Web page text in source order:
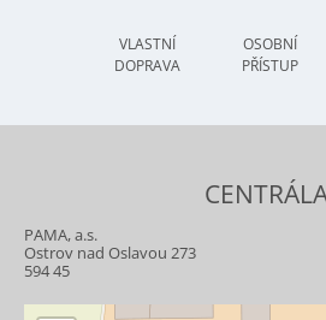
VLASTNÍ
DOPRAVA
OSOBNÍ
PŘÍSTUP
PAMA, a.s.
Ostrov nad Oslavou 273
594 45